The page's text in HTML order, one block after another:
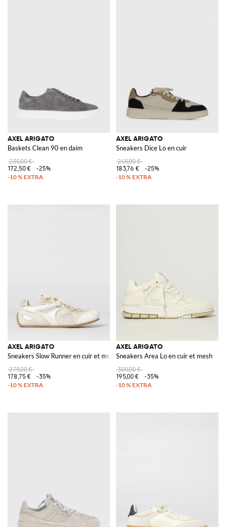
AXEL ARIGATO
Baskets Clean 90 en daim
230,00 €
172,50 €
-25%
AXEL ARIGATO
Sneakers Dice Lo en cuir
245,00 €
183,76 €
-25%
AXEL ARIGATO
Sneakers Slow Runner en cuir et mesh
275,00 €
178,75 €
-35%
AXEL ARIGATO
Sneakers Area Lo en cuir et mesh
300,00 €
195,00 €
-35%